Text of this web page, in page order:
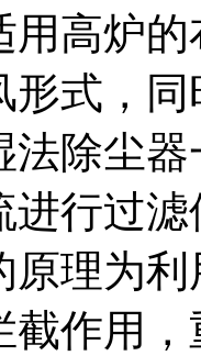
用高炉
形式，
法除尘
进行过
原理为
截作用